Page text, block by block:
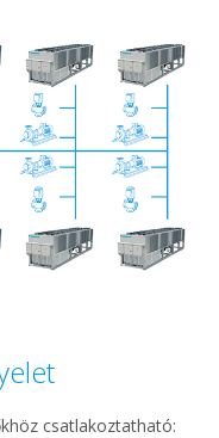
csatlakoztatható: